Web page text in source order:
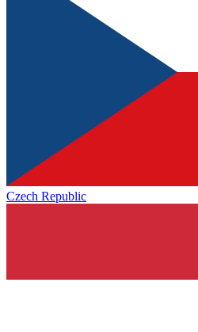
Czech Republic